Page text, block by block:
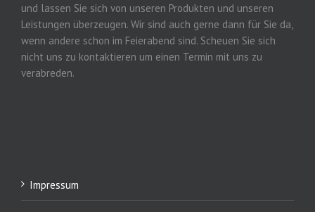
und lassen Sie sich von unseren Produkten und unseren
Leistungen überzeugen. Wir sind auch gerne dann für Sie da,
wenn andere schon im Feierabend sind. Scheuen Sie sich
nicht uns zu kontaktieren um einen Termin mit uns zu
verabreden.
Impressum